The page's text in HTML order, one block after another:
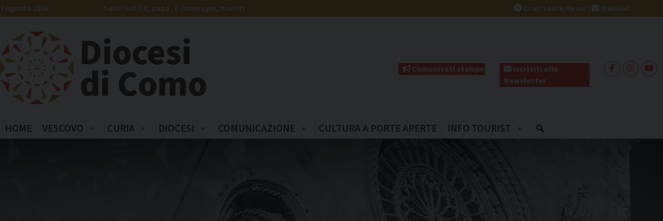
Skip
to
7 Agosto 2026 Santi Sisto II, papa, e compagni, martiri Orari Sante Messe | WebMail
Diocesi
di Como Comunicati stampa
Iscriviti alla
Newsletter
HOME VESCOVO CURIA DIOCESI COMUNICAZIONE CULTURA A PORTE APERTE INFO TOURIST